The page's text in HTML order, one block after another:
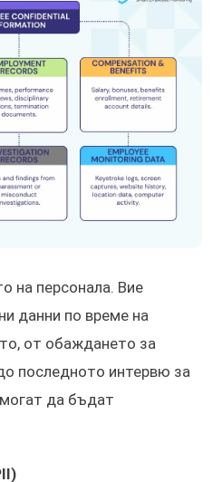
на персонала. Вие
данни по време на
от обаждането за
последното интервю за
да бъдат